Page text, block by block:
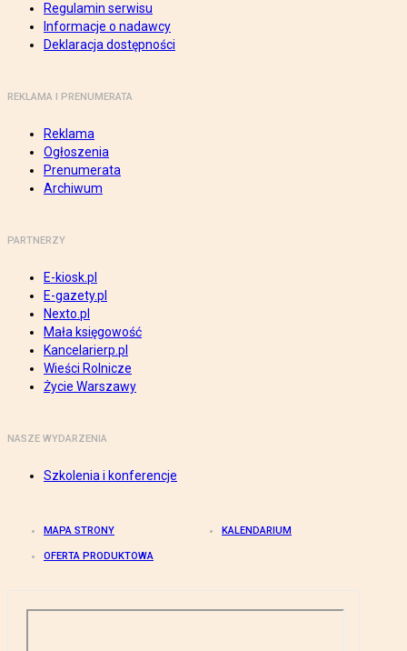
Regulamin serwisu
Informacje o nadawcy
Deklaracja dostępności
REKLAMA I PRENUMERATA
Reklama
Ogłoszenia
Prenumerata
Archiwum
PARTNERZY
E-kiosk.pl
E-gazety.pl
Nexto.pl
Mała księgowość
Kancelarierp.pl
Wieści Rolnicze
Życie Warszawy
NASZE WYDARZENIA
Szkolenia i konferencje
MAPA STRONY KALENDARIUM
OFERTA PRODUKTOWA